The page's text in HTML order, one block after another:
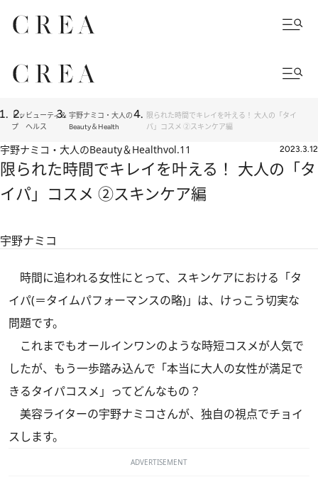
トッ
プ
ビューティ＆
ヘルス
宇野ナミコ・大人の
Beauty＆Health
限られた時間でキレイを叶える！ 大人の「タイ
パ」コスメ ②スキンケア編
宇野ナミコ・大人のBeauty＆Healthvol.11 2023.3.12
限られた時間でキレイを叶える！ 大人の「タ
イパ」コスメ ②スキンケア編
宇野ナミコ
時間に追われる女性にとって、スキンケアにおける「タ
イパ(＝タイムパフォーマンスの略)」は、けっこう切実な
問題です。
これまでもオールインワンのような時短コスメが人気で
したが、もう一歩踏み込んで「本当に大人の女性が満足で
きるタイパコスメ」ってどんなもの？
美容ライターの宇野ナミコさんが、独自の視点でチョイ
スします。
ADVERTISEMENT